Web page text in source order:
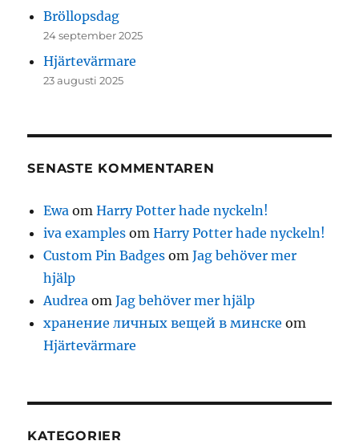
Bröllopsdag
24 september 2025
Hjärtevärmare
23 augusti 2025
SENASTE KOMMENTAREN
Ewa omHarry Potter hade nyckeln!
iva examples omHarry Potter hade nyckeln!
Custom Pin Badges omJag behöver mer
hjälp
Audrea omJag behöver mer hjälp
хранение личных вещей в минске om
Hjärtevärmare
KATEGORIER